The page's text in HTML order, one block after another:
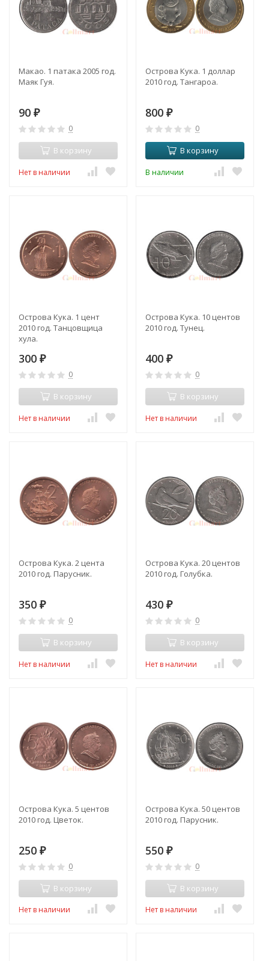
Макао. 1 патака 2005 год.
Маяк Гуя.
90 ₽
0
В корзину
Нет в наличии
Острова Кука. 1 доллар
2010 год. Тангароа.
800 ₽
0
В корзину
В наличии
Острова Кука. 1 цент
2010 год. Танцовщица
хула.
300 ₽
0
В корзину
Нет в наличии
Острова Кука. 10 центов
2010 год. Тунец.
400 ₽
0
В корзину
Нет в наличии
Острова Кука. 2 цента
2010 год. Парусник.
350 ₽
0
В корзину
Нет в наличии
Острова Кука. 20 центов
2010 год. Голубка.
430 ₽
0
В корзину
Нет в наличии
Острова Кука. 5 центов
2010 год. Цветок.
250 ₽
0
В корзину
Нет в наличии
Острова Кука. 50 центов
2010 год. Парусник.
550 ₽
0
В корзину
Нет в наличии